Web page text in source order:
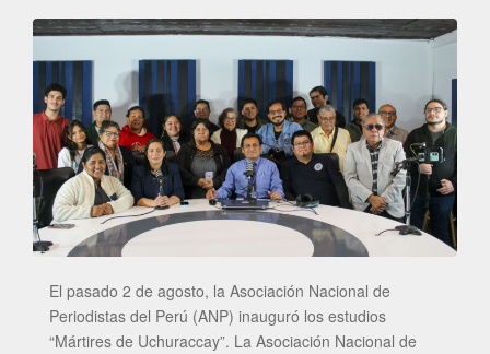
El pasado 2 de agosto, la Asociación Nacional de
Periodistas del Perú (ANP) inauguró los estudios
“Mártires de Uchuraccay”. La Asociación Nacional de